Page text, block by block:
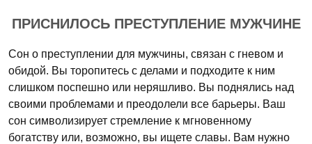
ПРИСНИЛОСЬ ПРЕСТУПЛЕНИЕ МУЖЧИНЕ
Сон о преступлении для мужчины, связан с гневом и
обидой. Вы торопитесь с делами и подходите к ним
слишком поспешно или неряшливо. Вы поднялись над
своими проблемами и преодолели все барьеры. Ваш
сон символизирует стремление к мгновенному
богатству или, возможно, вы ищете славы. Вам нужно